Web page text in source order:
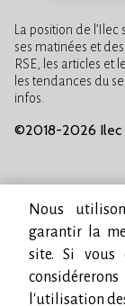
La position de
ses matinées et
RSE, les articles et
les tendances du
infos.
©2018-2026 Ilec
Nous
garantir la
site. Si vous
l'utilisation